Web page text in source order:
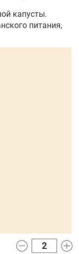
капусты.
питания,